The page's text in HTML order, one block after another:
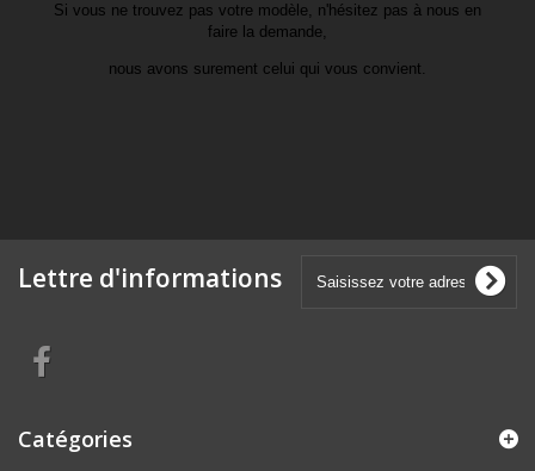
Si vous ne trouvez pas votre modèle, n'hésitez pas à nous en
faire la demande,
nous avons surement celui qui vous convient.
Lettre d'informations
Catégories